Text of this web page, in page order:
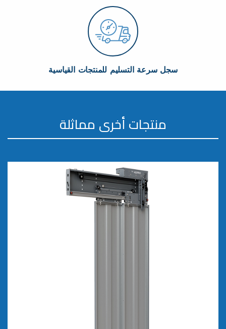
سجل سرعة التسليم للمنتجات القياسية
منتجات أخرى مماثلة